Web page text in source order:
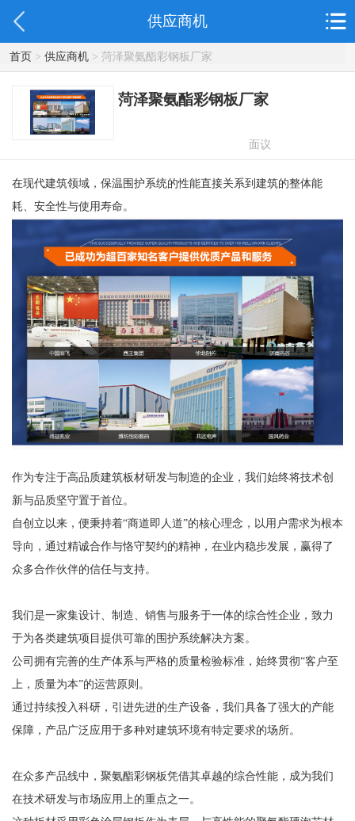
供应商机
首页> 供应商机> 菏泽聚氨酯彩钢板厂家
菏泽聚氨酯彩钢板厂家
面议
在现代建筑领域，保温围护系统的性能直接关系到建筑的整体能
耗、安全性与使用寿命。
作为专注于高品质建筑板材研发与制造的企业，我们始终将技术创
新与品质坚守置于首位。
自创立以来，便秉持着“商道即人道”的核心理念，以用户需求为根本
导向，通过精诚合作与恪守契约的精神，在业内稳步发展，赢得了
众多合作伙伴的信任与支持。
我们是一家集设计、制造、销售与服务于一体的综合性企业，致力
于为各类建筑项目提供可靠的围护系统解决方案。
公司拥有完善的生产体系与严格的质量检验标准，始终贯彻“客户至
上，质量为本”的运营原则。
通过持续投入科研，引进先进的生产设备，我们具备了强大的产能
保障，产品广泛应用于多种对建筑环境有特定要求的场所。
在众多产品线中，聚氨酯彩钢板凭借其卓越的综合性能，成为我们
在技术研发与市场应用上的重点之一。